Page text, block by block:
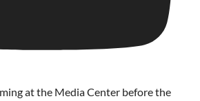
at the Media Center before the